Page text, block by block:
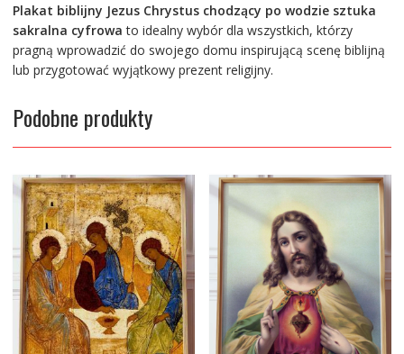
Plakat biblijny Jezus Chrystus chodzący po wodzie sztuka
sakralna cyfrowa to idealny wybór dla wszystkich, którzy
pragną wprowadzić do swojego domu inspirującą scenę biblijną
lub przygotować wyjątkowy prezent religijny.
Podobne produkty